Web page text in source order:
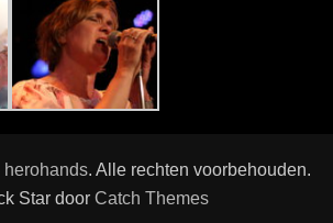
herohands. Alle rechten voorbehouden.
Star door Catch Themes